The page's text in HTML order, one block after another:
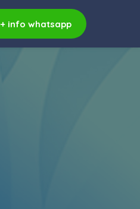
+ info whatsapp